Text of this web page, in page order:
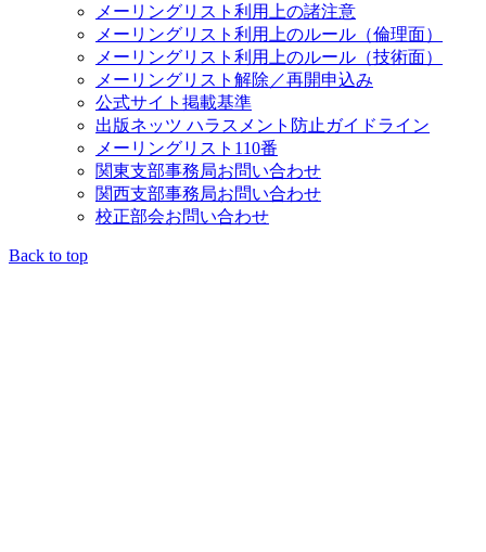
メーリングリスト利用上の諸注意
メーリングリスト利用上のルール（倫理面）
メーリングリスト利用上のルール（技術面）
メーリングリスト解除／再開申込み
公式サイト掲載基準
出版ネッツ ハラスメント防止ガイドライン
メーリングリスト110番
関東支部事務局お問い合わせ
関西支部事務局お問い合わせ
校正部会お問い合わせ
Back to top